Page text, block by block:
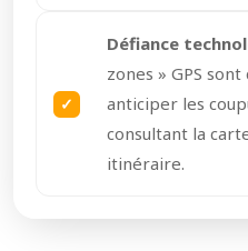
Défiance
zones » GPS
anticiper les
consultant la
itinéraire.